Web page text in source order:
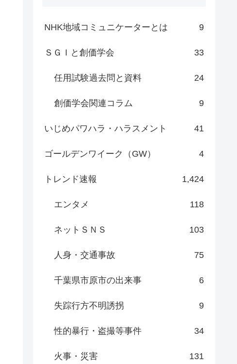
NHK地域コミュニケーターとは 9
ＳＧＩと創価学会 33
任用試験過去問と資料 24
創価学会関連コラム 9
いじめパワハラ・ハラスメント 41
ゴールデンワイーク（GW） 4
トレンド速報 1,424
エンタメ 118
ネットＳＮＳ 103
人身・交通事故 75
千葉県市原市の出来事 6
失踪行方不明誘拐 9
性的暴行・盗撮等事件 34
火事・災害 131